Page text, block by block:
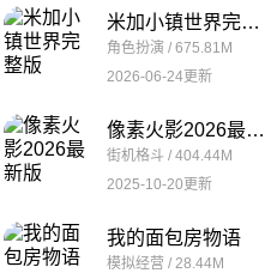
米加小镇世界完整版
角色扮演 / 675.81M
2026-06-24更新
像素火影2026最新版
街机格斗 / 404.44M
2025-10-20更新
我的面包房物语
模拟经营 / 28.44M